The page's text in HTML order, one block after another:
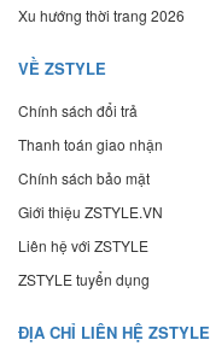
Xu hướng thời trang 2026
VỀ ZSTYLE
Chính sách đổi trả
Thanh toán giao nhận
Chính sách bảo mật
Giới thiệu ZSTYLE.VN
Liên hệ với ZSTYLE
ZSTYLE tuyển dụng
ĐỊA CHỈ LIÊN HỆ ZSTYLE